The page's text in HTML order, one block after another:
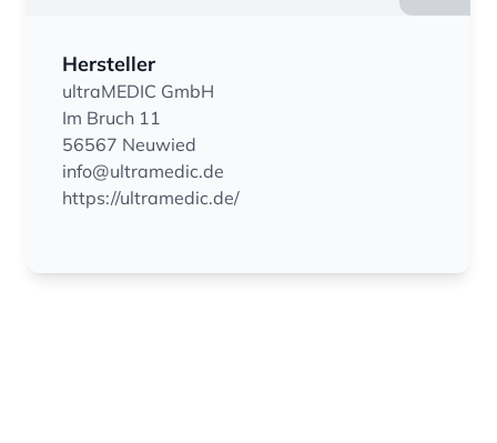
Hersteller
ultraMEDIC GmbH
Im Bruch 11
56567 Neuwied
info@ultramedic.de
https://ultramedic.de/